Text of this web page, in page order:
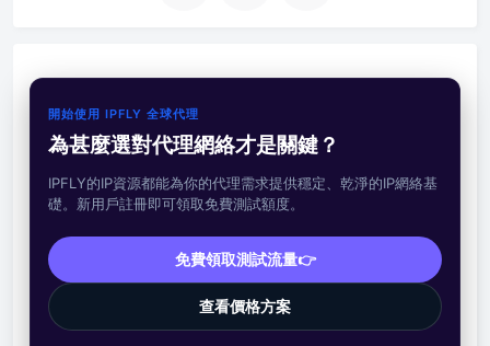
開始使用 IPFLY 全球代理
為甚麼選對代理網絡才是關鍵？
IPFLY的IP資源都能為你的代理需求提供穩定、乾淨的IP網絡基
礎。新用戶註冊即可領取免費測試額度。
免費領取測試流量👉
查看價格方案